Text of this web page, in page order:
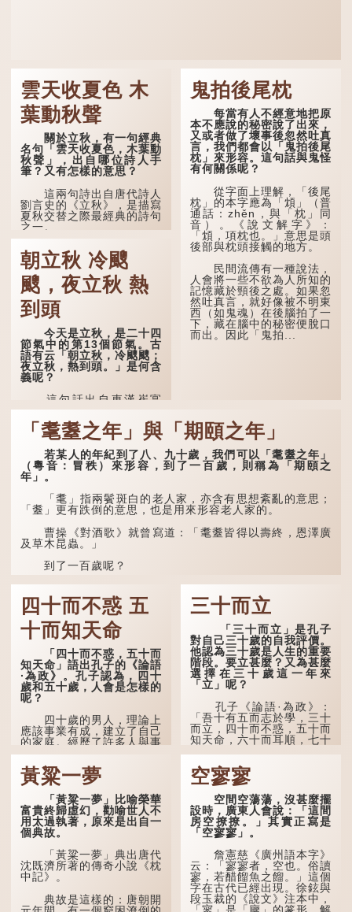
雲天收夏色 木
葉動秋聲
關於立秋，有一句經典
名句「雲天收夏色，木葉動
秋聲」，出自哪位詩人手
筆？又有怎樣的意思？
這兩句詩出自唐代詩人
劉言史的《立秋》，是描寫
夏秋交替之際最經典的詩句
之一。
《立秋》全詩如下：
茲晨戒流火，商飆早已
驚。 雲天收夏色，木
葉動秋聲。
詩的前兩句寫的是：這
一天早晨，天上的「流火」
（指大火星，象徵暑氣）開
始消退，涼爽的秋風（商
飆，即西風）已經悄然吹
起。後兩句，便是全詩的靈
魂...
朝立秋 冷颼
颼，夜立秋 熱
到頭
今天是立秋，是二十四
節氣中的第13個節氣。古
語有云「朝立秋，冷颼颼；
夜立秋，熱到頭。」是何含
義呢？
這句話出自東漢崔寔
《四民月令》：「朝立秋，
冷颼颼；夜立秋，熱到
頭」。到了清代，顧祿在
《清嘉錄》中記錄蘇州風俗
時，也引用了這句諺語。不
過當地百姓的口頭說法是
「朝立秋，渹颼颼；夜立
有不同，但意思完全一致。
準呢？它反映了古人的一種
樸素觀察：如果立秋的精
鬼拍後尾枕
每當有人不經意地把原
本不應說的秘密說了出來，
又或者做了壞事後忽然吐真
言，我們都會以「鬼拍後尾
枕」來形容。這句話與鬼怪
有何關係呢？
從字面上理解，「後尾
枕」的本字應為「䪴」（普
通話：zhěn，與「枕」同
音）。《說文解字》：
「䪴，項枕也。」意思是頭
後部與枕頭接觸的地方。
民間流傳有一種說法，
人會將一些不欲為人所知的
記憶藏於頸後之處。如果忽
然吐真言，就好像被不明東
西（如鬼魂）在後腦拍了一
下，藏在腦中的秘密便脫口
而出。因此「鬼拍...
「耄耋之年」與「期頤之年」
若某人的年紀到了八、九十歲，我們可以「耄耋之年」
（粵音：冒秩）來形容，到了一百歲，則稱為「期頤之
年」。
「耄」指兩鬢斑白的老人家，亦含有思想紊亂的意思；
「耋」更有跌倒的意思，也是用來形容老人家的。
曹操《對酒歌》就曾寫道：「耄耋皆得以壽終，恩澤廣
及草木昆蟲。」
到了一百歲呢？
那麼就可以稱為「期頤」。《禮記.曲禮上》：「百年曰
期頤。」鄭玄註：「期，猶要也；頤，養也。不知衣服食
味，孝子要盡養道...
四十而不惑 五
十而知天命
「四十而不惑，五十而
知天命」語出孔子的《論語
·為政》。孔子認為，四十
歲和五十歲，人會是怎樣的
呢？
四十歲的男人，理論上
應該事業有成，建立了自己
的家庭。經歷了許多人與事
之後，對事物有了自己的判
斷能力，不會輕易為表象所
迷惑。
孔子在《論語·子罕》
也說：「知者不惑，仁者不
憂，勇者不懼。」「知」與
智慧的「智」相通，四十歲
的男人應已累積足夠智慧，
不再對自己的人生感到困
惑、憂慮與恐懼。
三十而立
「三十而立」是孔子
對自己三十歲的自我評價。
他認為三十歲是人生的重要
階段。要立甚麼？又為甚麼
選擇在三十歲這一年來
「立」呢？
孔子《論語·為政》：
「吾十有五而志於學，三十
而立，四十而不惑，五十而
知天命，六十而耳順，七十
在古代，男子一般於二
十歲進行冠禮，冠禮完成後
便是成人，但由於未達壯
年，所以又稱「弱冠」。
《禮記·曲禮》明確記載：
「人生十年曰幼，學；二十
曰弱，冠；三十曰壯，有
室。」這說明三十歲在...
黃粱一夢
「黃粱一夢」比喻榮華
富貴終歸虛幻，勸喻世人不
用太過執著，原來是出自一
個典故。
「黃粱一夢」典出唐代
沈既濟所著的傳奇小說《枕
中記》。
典故是這樣的：唐朝開
空寥寥
空間空蕩蕩，沒甚麼擺
設時，廣東人會說：「這間
房空撩撩。」其實正寫是
「空寥寥」。
詹憲慈《廣州語本字》
云：「寥寥者，空也。俗讀
寥，若醋餾魚之餾。」這個
字在古代已經出現。徐鉉與
段玉裁的《說文》注本中，